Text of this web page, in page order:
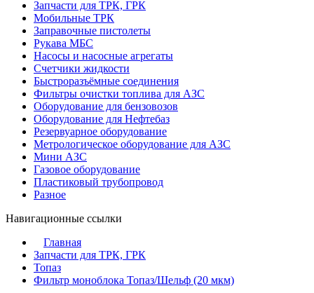
Запчасти для ТРК, ГРК
Мобильные ТРК
Заправочные пистолеты
Рукава МБС
Насосы и насосные агрегаты
Счетчики жидкости
Быстроразъёмные соединения
Фильтры очистки топлива для АЗС
Оборудование для бензовозов
Оборудование для Нефтебаз
Резервуарное оборудование
Метрологическое оборудование для АЗС
Мини АЗС
Газовое оборудование
Пластиковый трубопровод
Разное
Навигационные ссылки
Главная
Запчасти для ТРК, ГРК
Топаз
Фильтр моноблока Топаз/Шельф (20 мкм)